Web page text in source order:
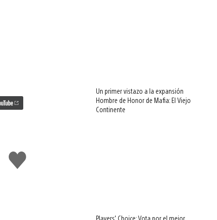
Me
gusta
Un primer vistazo a la expansión
Hombre de Honor de Mafia: El Viejo
Continente
Players’ Choice: Vota por el mejor